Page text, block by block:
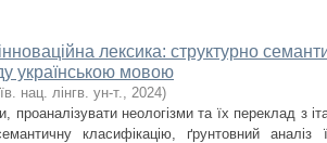
лексика: структурно
українською мовою
нац. лінгв. ун-т., 2024)
проаналізувати неологізми та їх переклад з
класифікацію, ґрунтовний